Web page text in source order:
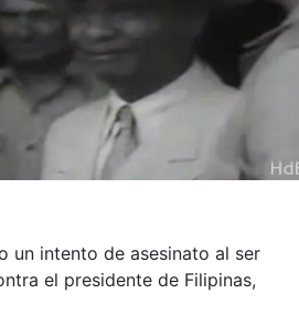
un intento de asesinato al ser
el presidente de Filipinas,